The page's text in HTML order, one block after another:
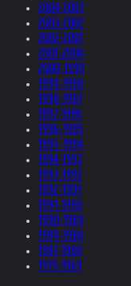
2004-2003
2003-2002
2002-2001
2001-2000
2000-1999
1999-1998
1998-1997
1997-1996
1996-1995
1995-1994
1994-1993
1993-1992
1992-1991
1991-1990
1990-1989
1989-1988
1987-1980
1979-1969